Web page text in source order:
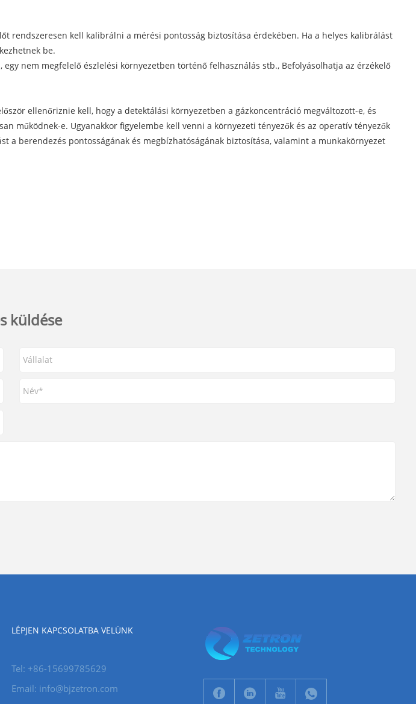
rendszeresen kell kalibrálni a mérési pontosság biztosítása érdekében. Ha a helyes kalibrálást
be.
nem megfelelő észlelési környezetben történő felhasználás stb., Befolyásolhatja az érzékelő
ellenőriznie kell, hogy a detektálási környezetben a gázkoncentráció megváltozott-e, és
működnek-e. Ugyanakkor figyelembe kell venni a környezeti tényezők és az operatív tényezők
a berendezés pontosságának és megbízhatóságának biztosítása, valamint a munkakörnyezet
küldése
LÉPJEN KAPCSOLATBA VELÜNK
Tel: +86-15699785629
Email: info@bjzetron.com